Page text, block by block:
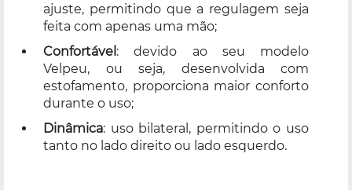
ajuste, permitindo que a regulagem seja
feita com apenas uma mão;
Confortável : devido ao seu modelo
Velpeu, ou seja, desenvolvida com
estofamento, proporciona maior conforto
durante o uso;
Dinâmica: uso bilateral, permitindo o uso
tanto no lado direito ou lado esquerdo.